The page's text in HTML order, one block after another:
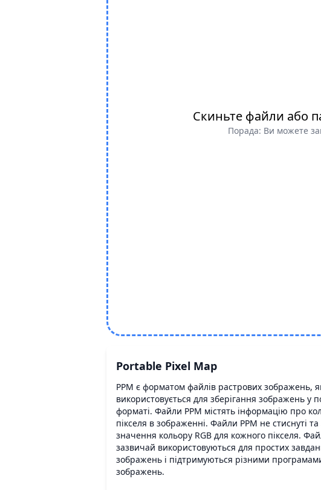
Скиньте файли або
Порада: Ви можете
Portable Pixel Map
PPM є форматом файлів растрових зображень,
використовується для зберігання зображень у
форматі. Файли PPM містять інформацію про
пікселя в зображенні. Файли PPM не стиснуті
значення кольору RGB для кожного пікселя.
зазвичай використовуються для простих
зображень і підтримуються різними
зображень.